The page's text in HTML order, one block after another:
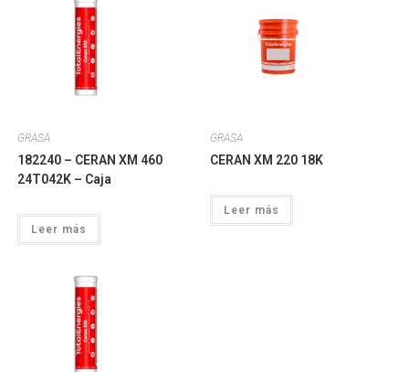
GRASA
182240 – CERAN XM 460
24T042K – Caja
Leer más
GRASA
CERAN XM 220 18K
Leer más